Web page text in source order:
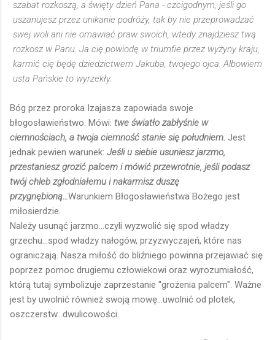
szabat rozkoszą, a święty dzień Pana - czcigodnym, jeśli go
uszanujesz przez unikanie podróży, tak by nie przeprowadzać
swej woli ani nie omawiać praw swoich, wtedy znajdziesz twą
rozkosz w Panu. Ja cię powiodę w triumfie przez wyżyny kraju,
karmić cię będę dziedzictwem Jakuba, twojego ojca. Albowiem
usta Pańskie to wyrzekły.
Bóg przez proroka Izajasza zapowiada swoje
błogosławieństwo. Mówi: twe światło zabłyśnie w
ciemnościach, a twoja ciemność stanie się południem. Jest
jednak pewien warunek: Jeśli u siebie usuniesz jarzmo,
przestaniesz grozić palcem i mówić przewrotnie, jeśli podasz
twój chleb zgłodniałemu i nakarmisz duszę
przygnębioną...Warunkiem Błogosławieństwa Bożego jest
miłosierdzie.
Należy usunąć jarzmo...czyli wyzwolić się spod władzy
grzechu...spod władzy nałogów, przyzwyczajeń, które nas
ograniczają. Nasza miłość do bliźniego powinna przejawiać się
poprzez pomoc drugiemu człowiekowi oraz wyrozumiałość,
którą tutaj symbolizuje zaprzestanie "grożenia palcem". Ważne
jest by uwolnić również swoją mowę...uwolnić od plotek,
oszczerstw...dwulicowości.